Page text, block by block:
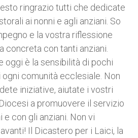
ringrazio tutti che dedicate
ai nonni e agli anziani. So
e la vostra riflessione
concreta con tanti anziani.
oggi è la sensibilità di pochi
comunità ecclesiale. Non
iniziative, aiutate i vostri
a promuovere il servizio
e con gli anziani. Non vi
Il Dicastero per i Laici, la